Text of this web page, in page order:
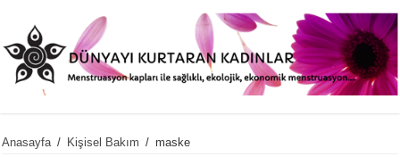
Anasayfa / Kişisel Bakım / maske